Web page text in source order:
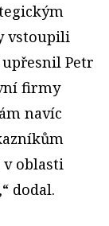
vstoupili
Petr
firmy
navíc
v oblasti
dodal.